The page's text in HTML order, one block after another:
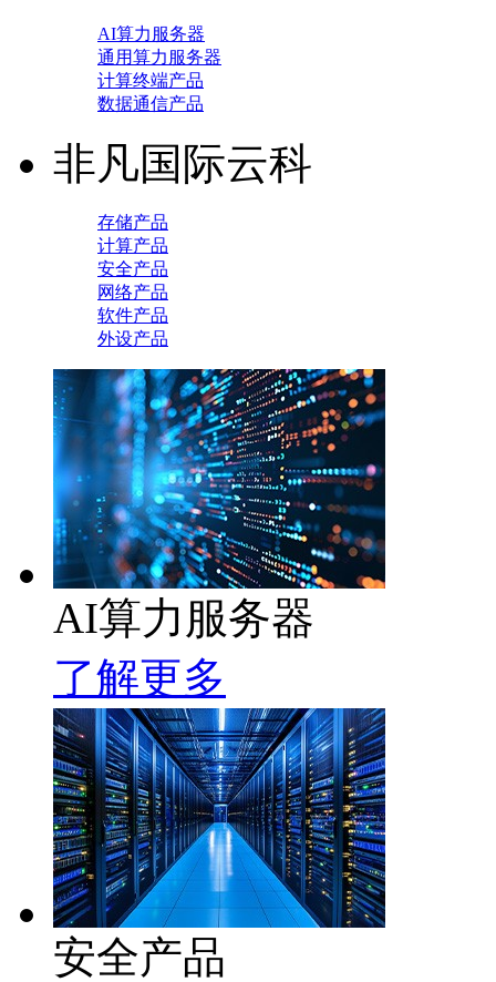
AI算力服务器
通用算力服务器
计算终端产品
数据通信产品
非凡国际云科
存储产品
计算产品
安全产品
网络产品
软件产品
外设产品
AI算力服务器
了解更多
安全产品